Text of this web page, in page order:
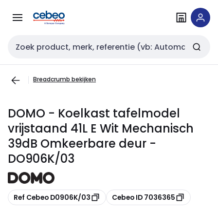
naar
naar
Zoekveld invoer
Breadcrumb bekijken
DOMO - Koelkast tafelmodel
vrijstaand 41L E Wit Mechanisch
39dB Omkeerbare deur -
DO906K/03
Kopiëren
Ref Cebeo D0906K/03 Kopiëren
Cebeo ID 7036365